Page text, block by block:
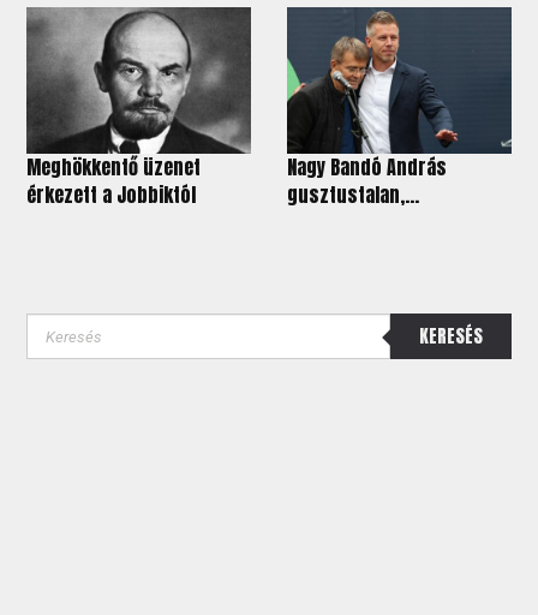
Meghökkentő üzenet
érkezett a Jobbiktól
Nagy Bandó András
gusztustalan,...
KERESÉS